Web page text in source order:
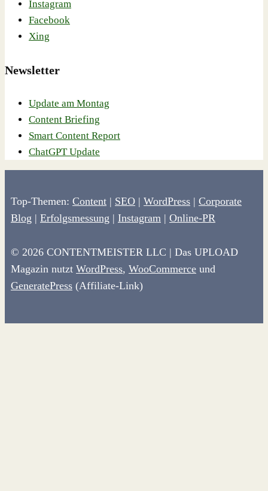
Instagram
Facebook
Xing
Newsletter
Update am Montag
Content Briefing
Smart Content Report
ChatGPT Update
Top-Themen: Content | SEO | WordPress | Corporate
Blog | Erfolgsmessung | Instagram | Online-PR
© 2026 CONTENTMEISTER LLC | Das UPLOAD
Magazin nutzt WordPress, WooCommerce und
GeneratePress (Affiliate-Link)